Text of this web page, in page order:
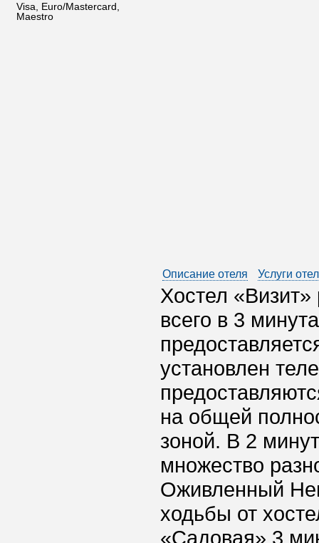
Visa, Euro/Mastercard,
Maestro
Описание отеля Услуги
Хостел
всего в 3
установлен
на общей
зоной. В 2
множество
Оживленный
ходьбы от
«Садовая» 3